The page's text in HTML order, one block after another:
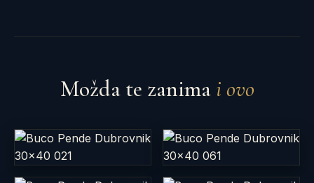
Možda te zanima i ovo